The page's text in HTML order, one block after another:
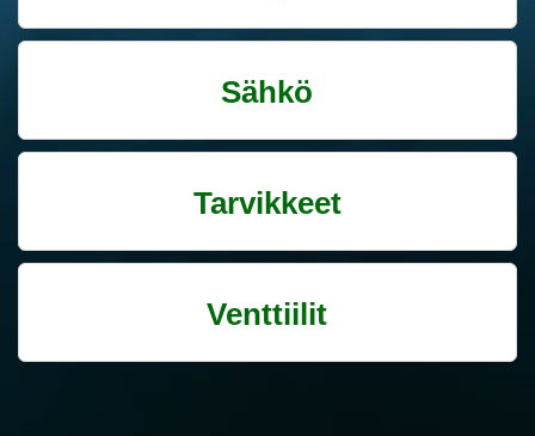
Sähkö
Tarvikkeet
Venttiilit